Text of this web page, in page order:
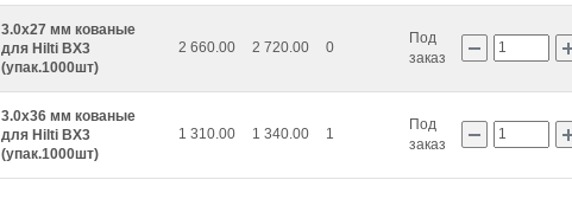
3.0х27 мм кованые
для Hilti BX3
(упак.1000шт)
2 660.00 2 720.00 0
Под
заказ
3.0х36 мм кованые
для Hilti BX3
(упак.1000шт)
1 310.00 1 340.00 1
Под
заказ